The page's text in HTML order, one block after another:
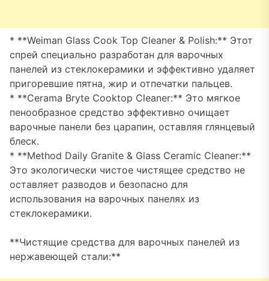
* **Weiman Glass Cook Top Cleaner & Polish:** Этот
спрей специально разработан для варочных
панелей из стеклокерамики и эффективно удаляет
пригоревшие пятна, жир и отпечатки пальцев.
* **Cerama Bryte Cooktop Cleaner:** Это мягкое
пенообразное средство эффективно очищает
варочные панели без царапин, оставляя глянцевый
блеск.
* **Method Daily Granite & Glass Ceramic Cleaner:**
Это экологически чистое чистящее средство не
оставляет разводов и безопасно для
использования на варочных панелях из
стеклокерамики.
**Чистящие средства для варочных панелей из
нержавеющей стали:**